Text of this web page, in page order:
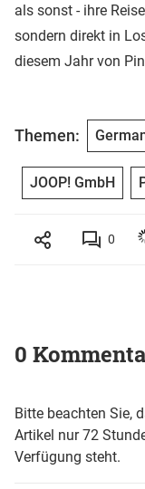
als sonst - ihre
sondern direkt in
diesem Jahr von
Themen:
JOOP! GmbH
0
0
Bitte beachten Sie,
Artikel nur 72
Verfügung steht.